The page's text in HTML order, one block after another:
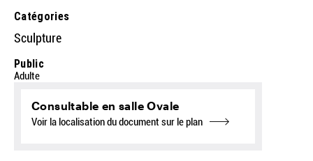
Catégories
Sculpture
Public
Adulte
Consultable en salle Ovale
Voir la localisation du document sur le plan